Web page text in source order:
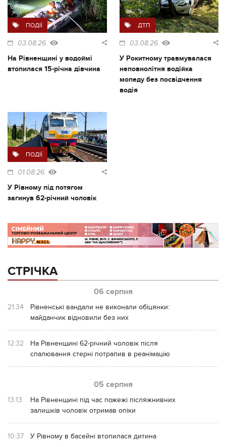
ПОДІЇ
03.08.26
На Рівненщині у водоймі
втопилася 15-річна дівчина
ДТП
03.08.26
У Рокитному травмувалася
неповнолітня водійка
мопеду без посвідчення
водія
ПОДІЇ
01.08.26
У Рівному під потягом
загинув 62-річний чоловік
СТРІЧКА
06 серпня
21:34
Рівненські вандали не виконали обіцянки:
майданчик відновили без них
12:32
На Рівненщині 62-річний чоловік після
спалювання стерні потрапив в реанімацію
05 серпня
13:13
На Рівненщині під час пожежі післяжнивних
залишків чоловік отримав опіки
10:37 У Рівному в басейні втопилася дитина